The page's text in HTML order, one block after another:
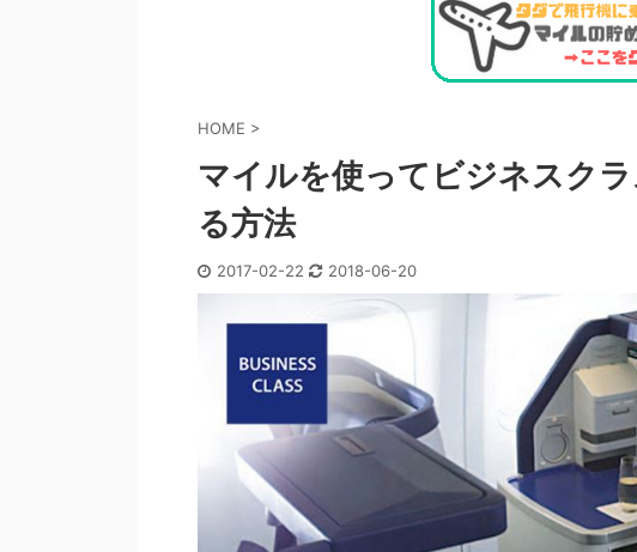
HOME >
マイルを使ってビジネスク
る方法
2017-02-22 2018-06-20